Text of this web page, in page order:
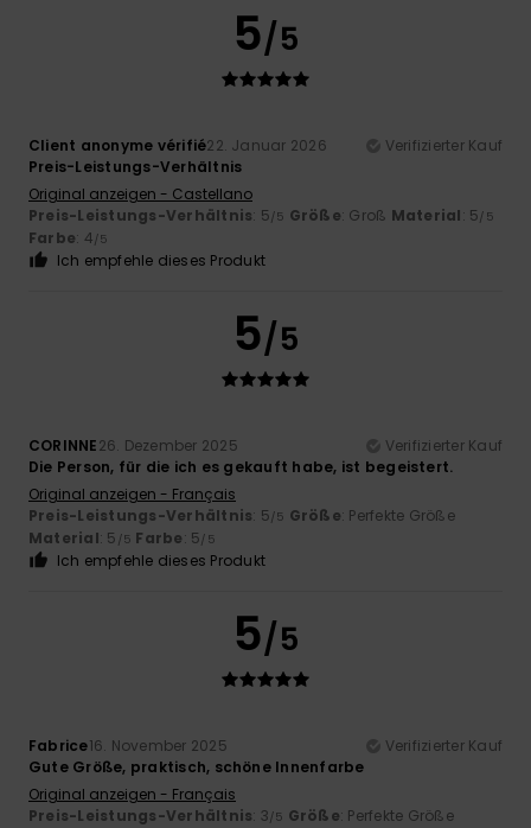
5/5
Client anonyme vérifié22. Januar 2026
Verifizierter Kauf
Preis-Leistungs-Verhältnis
Original anzeigen - Castellano
Preis-Leistungs-Verhältnis: 5/5 Größe: Groß Material: 5/5
Farbe: 4/5
Ich empfehle dieses Produkt
5/5
CORINNE26. Dezember 2025
Verifizierter Kauf
Die Person, für die ich es gekauft habe, ist begeistert.
Original anzeigen - Français
Preis-Leistungs-Verhältnis: 5/5 Größe: Perfekte Größe
Material: 5 /5 Farbe: 5/5
Ich empfehle dieses Produkt
5/5
Fabrice16. November 2025
Verifizierter Kauf
Gute Größe, praktisch, schöne Innenfarbe
Original anzeigen - Français
Preis-Leistungs-Verhältnis: 3/5 Größe: Perfekte Größe